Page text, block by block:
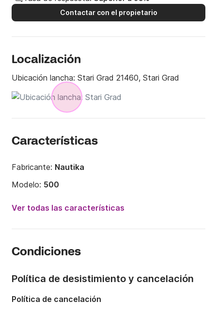
Contactar con el propietario
Localización
Ubicación lancha: Stari Grad 21460, Stari Grad
Características
Fabricante: Nautika
Modelo: 500
10CV
Capacidad a bordo:
Ver todas las características
Condiciones
Política de desistimiento y cancelación
Política de cancelación